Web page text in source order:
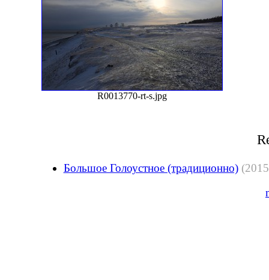
R0013770-rt-s.jpg
Большое Голоустное (традиционно)